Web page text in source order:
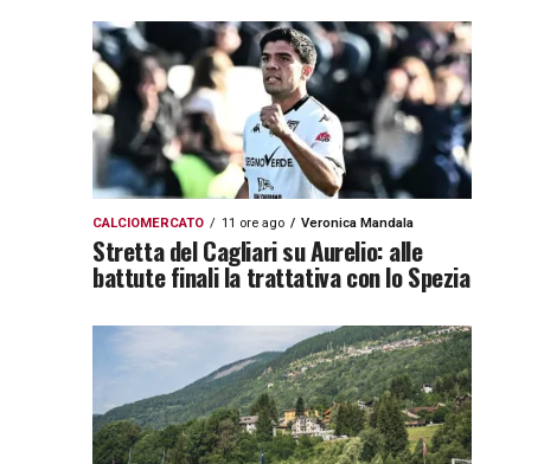
CALCIOMERCATO 11 ore ago Veronica Mandala
Stretta del Cagliari su Aurelio: alle
battute finali la trattativa con lo Spezia